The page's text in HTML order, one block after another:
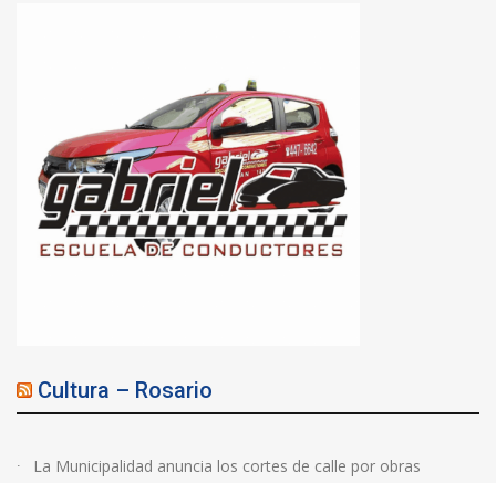
Cultura – Rosario
La Municipalidad anuncia los cortes de calle por obras